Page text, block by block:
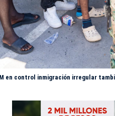
en control inmigración irregular